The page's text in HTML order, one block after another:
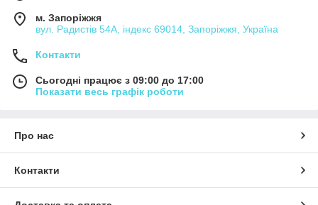
м. Запоріжжя
вул. Радистів 54А, індекс 69014, Запоріжжя, Україна
Контакти
Сьогодні працює з 09:00 до 17:00
Показати весь графік роботи
Про нас
Контакти